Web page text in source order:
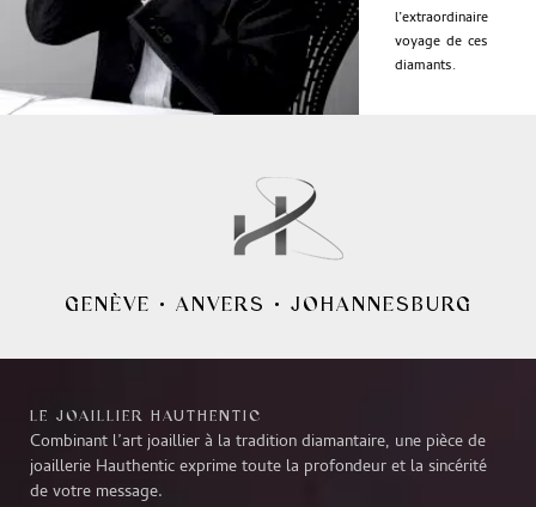
l’extraordinaire
voyage de ces
diamants.
GENÈVE • ANVERS • JOHANNESBURG
LE JOAILLIER HAUTHENTIC
Combinant l’art joaillier à la tradition diamantaire, une pièce de
joaillerie Hauthentic exprime toute la profondeur et la sincérité
de votre message.